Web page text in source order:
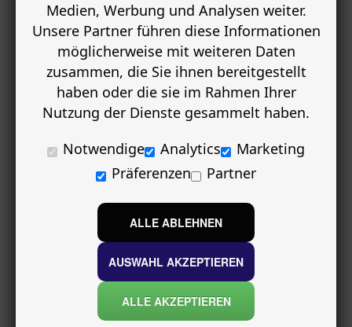
Medien, Werbung und Analysen weiter.
Unsere Partner führen diese Informationen
möglicherweise mit weiteren Daten
zusammen, die Sie ihnen bereitgestellt
haben oder die sie im Rahmen Ihrer
Nutzung der Dienste gesammelt haben.
Notwendige
Analytics
Marketing
Präferenzen
Partner
ALLE ABLEHNEN
AUSWAHL AKZEPTIEREN
ALLE AKZEPTIEREN